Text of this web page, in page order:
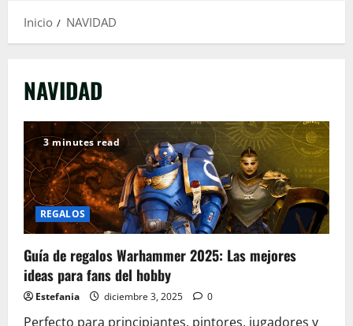
Inicio NAVIDAD
NAVIDAD
3 minutes read
REGALOS
Guía de regalos Warhammer 2025: Las mejores
ideas para fans del hobby
Estefania diciembre 3, 2025 0
Perfecto para principiantes, pintores, jugadores y